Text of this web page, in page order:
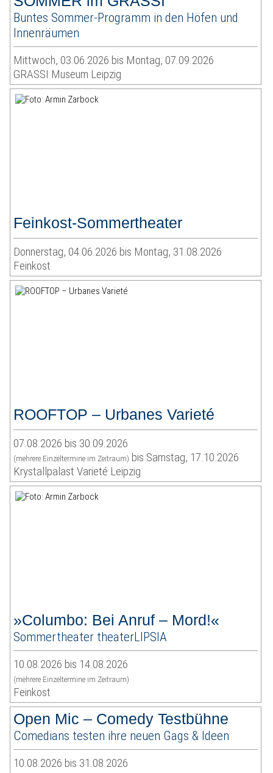
Buntes Sommer-Programm in den Höfen und
Innenräumen
Mittwoch, 03.06.2026 bis Montag, 07.09.2026
GRASSI Museum Leipzig
Feinkost-Sommertheater
Donnerstag, 04.06.2026 bis Montag, 31.08.2026
Feinkost
ROOFTOP – Urbanes Varieté
07.08.2026 bis 30.09.2026
(mehrere Einzeltermine im Zeitraum) bis Samstag, 17.10.2026
Krystallpalast Varieté Leipzig
»Columbo: Bei Anruf – Mord!«
Sommertheater theaterLIPSIA
10.08.2026 bis 14.08.2026
(mehrere Einzeltermine im Zeitraum)
Feinkost
Open Mic – Comedy Testbühne
Comedians testen ihre neuen Gags & Ideen
10.08.2026 bis 31.08.2026